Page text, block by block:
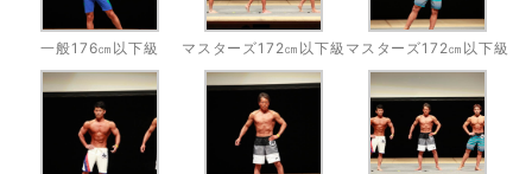
一般176㎝以下級 マスターズ172㎝以下級 マスターズ172㎝以下級